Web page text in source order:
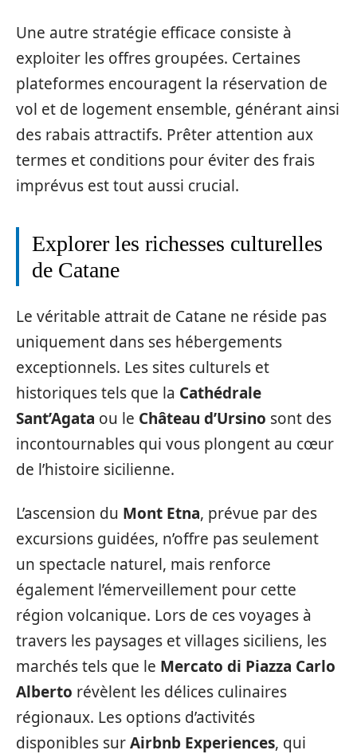
Une autre stratégie efficace consiste à
exploiter les offres groupées. Certaines
plateformes encouragent la réservation de
vol et de logement ensemble, générant ainsi
des rabais attractifs. Prêter attention aux
termes et conditions pour éviter des frais
imprévus est tout aussi crucial.
Explorer les richesses culturelles
de Catane
Le véritable attrait de Catane ne réside pas
uniquement dans ses hébergements
exceptionnels. Les sites culturels et
historiques tels que la Cathédrale
Sant’Agata ou le Château d’Ursino sont des
incontournables qui vous plongent au cœur
de l’histoire sicilienne.
L’ascension du Mont Etna, prévue par des
excursions guidées, n’offre pas seulement
un spectacle naturel, mais renforce
également l’émerveillement pour cette
région volcanique. Lors de ces voyages à
travers les paysages et villages siciliens, les
marchés tels que le Mercato di Piazza Carlo
Alberto révèlent les délices culinaires
régionaux. Les options d’activités
disponibles surAirbnb Experiences, qui